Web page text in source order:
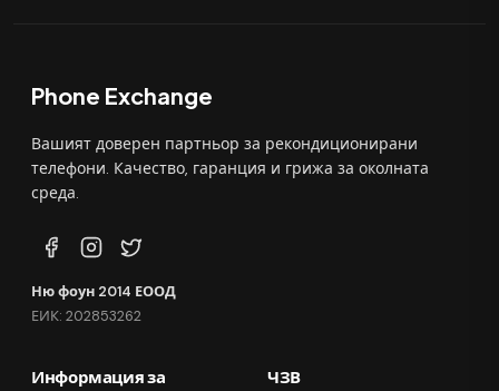
Phone Exchange
Вашият доверен партньор за рекондиционирани
телефони. Качество, гаранция и грижа за околната
среда.
Ню фоун 2014 ЕООД
ЕИК: 202853262
Информация за
ЧЗВ